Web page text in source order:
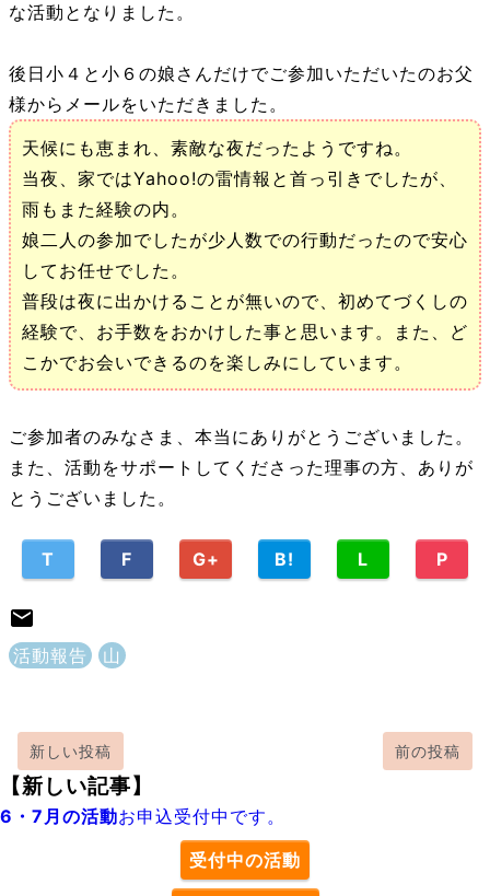
な活動となりました。
後日小４と小６の娘さんだけでご参加いただいたのお父
様からメールをいただきました。
天候にも恵まれ、素敵な夜だったようですね。
当夜、家ではYahoo!の雷情報と首っ引きでしたが、
雨もまた経験の内。
娘二人の参加でしたが少人数での行動だったので安心
してお任せでした。
普段は夜に出かけることが無いので、初めてづくしの
経験で、お手数をおかけした事と思います。また、ど
こかでお会いできるのを楽しみにしています。
ご参加者のみなさま、本当にありがとうございました。
また、活動をサポートしてくださった理事の方、ありが
とうございました。
T F G+ B! L P
活動報告 山
新しい投稿 前の投稿
【新しい記事】
6・7月の活動お申込受付中です。
受付中の活動